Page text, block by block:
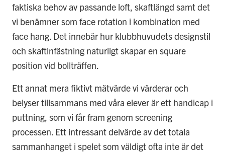
faktiska behov av passande loft, skaftlängd samt det
vi benämner som face rotation i kombination med
face hang. Det innebär hur klubbhuvudets designstil
och skaftinfästning naturligt skapar en square
position vid bollträffen.
Ett annat mera fiktivt mätvärde vi värderar och
belyser tillsammans med våra elever är ett handicap i
puttning, som vi får fram genom screening
processen. Ett intressant delvärde av det totala
sammanhanget i spelet som väldigt ofta inte är det